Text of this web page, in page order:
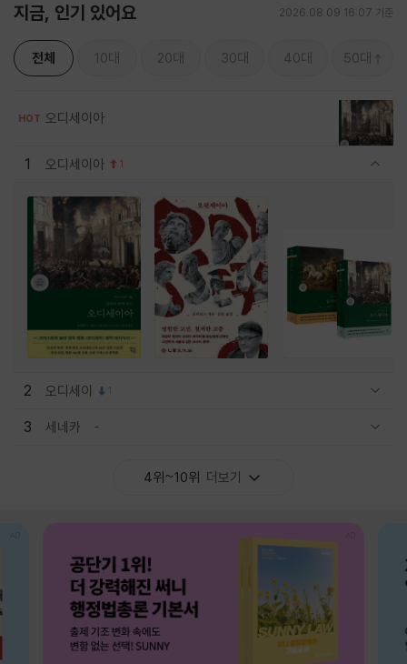
지금, 인기 있어요 2026.08.09 16:07 기준
전체 10대 20대 30대 40대 50대
HOT 오디세이아
1 오디세이아 1
2 오디세이 1
3 세네카
4위~10위 더보기